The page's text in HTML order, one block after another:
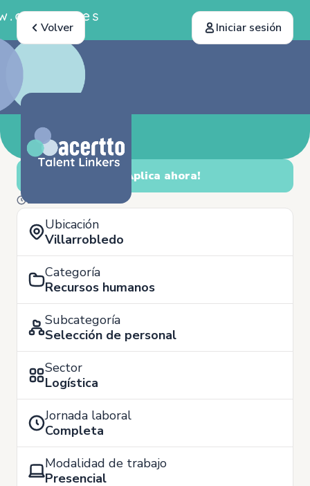
Volver Iniciar sesión
¡Aplica ahora!
17 de Abril
Ubicación
Villarrobledo
Categoría
Recursos humanos
Subcategoría
Selección de personal
Sector
Logística
Jornada laboral
Completa
Modalidad de trabajo
Presencial